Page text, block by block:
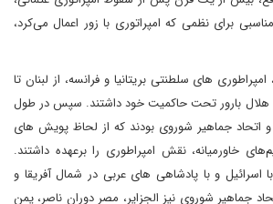
برای نظمی که امپراتوری با زور اعمال می‌کرد،
های سلطنتی بریتانیا و فرانسه، از لبنان تا
هلال بارور تحت حاکمیت خود داشتند. سپس در طول
اتحاد جماهیر شوروی بودند که از لحاظ پویش های
خاورمیانه، نقش امپراطوری را برعهده داشتند.
اسرائیل و با پادشاهی های عربی در شمال آفریقا و
جماهیر شوروی نیز الجزایر، مصرِ دوران ناصر، یمن